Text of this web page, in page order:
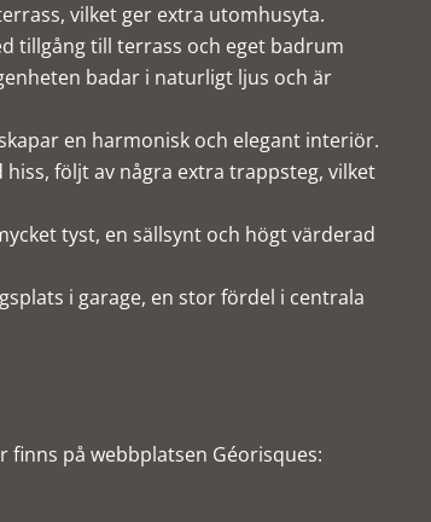
vilket ger extra utomhusyta.
tillgång till terrass och eget badrum
badar i naturligt ljus och är
en harmonisk och elegant interiör.
följt av några extra trappsteg, vilket
tyst, en sällsynt och högt värderad
i garage, en stor fördel i centrala
på webbplatsen Géorisques: